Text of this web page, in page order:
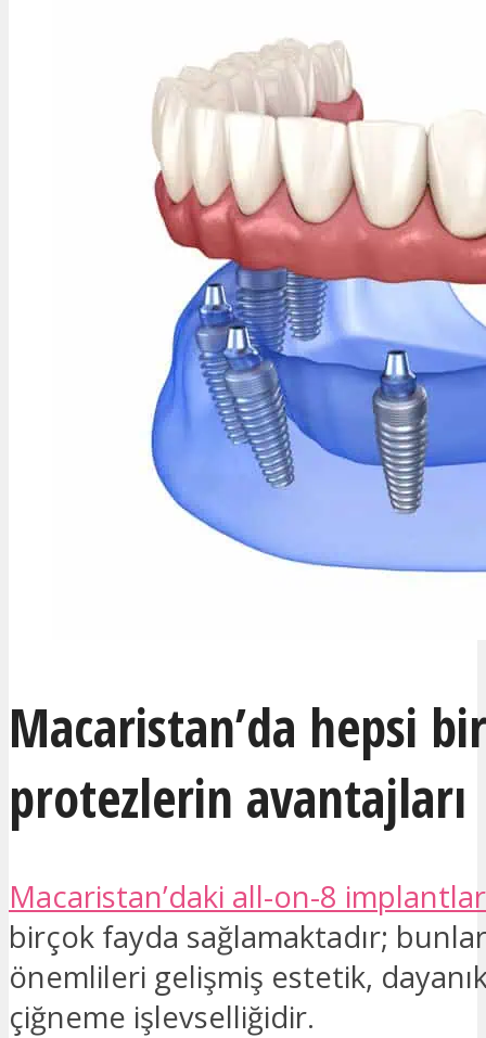
Macaristan’da hepsi
protezlerin avantajları
Macaristan’daki all-on-8 implantlar
birçok fayda sağlamaktadır;
önemlileri gelişmiş estetik,
çiğneme işlevselliğidir.